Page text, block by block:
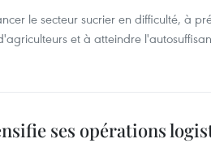
le secteur sucrier en difficulté, à
et à atteindre
ses opérations